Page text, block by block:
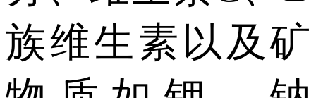
族维生素以及矿